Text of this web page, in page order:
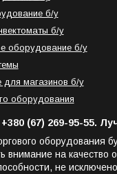
б/у
б/у
оборудование б/у
магазинов б/у
оборудования
(67) 269-95-55.
оборудования
внимание на качество
не